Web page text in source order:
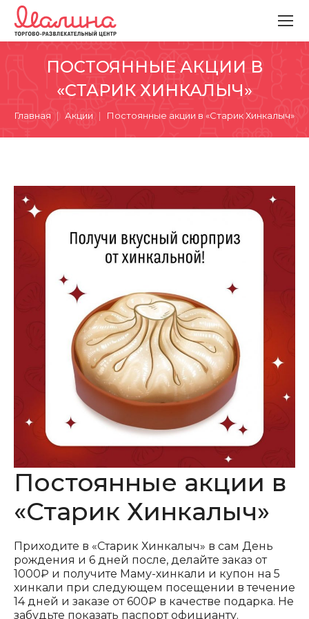
ПОСТОЯННЫЕ АКЦИИ В
«СТАРИК ХИНКАЛЫЧ»
Вы здесь:
Главная Акции Постоянные акции в «Старик Хинкалыч»
Постоянные акции в
«Старик Хинкалыч»
Приходите в «Старик Хинкалыч» в сам День
рождения и 6 дней после, делайте заказ от
1000₽ и получите Маму-хинкали и купон на 5
хинкали при следующем посещении в течение
14 дней и заказе от 600₽ в качестве подарка. Не
забудьте показать паспорт официанту.